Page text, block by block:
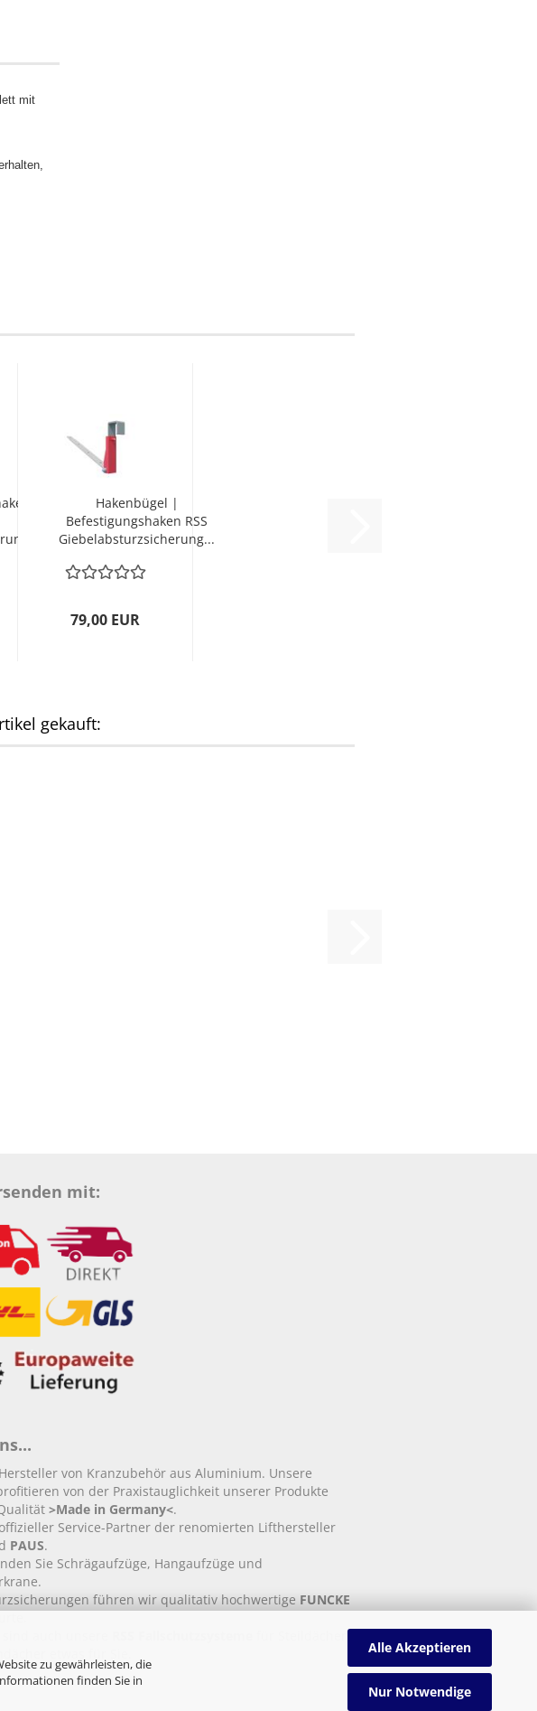
zu gewährleisten, die
finden Sie in
Alle Akzeptieren
Nur Notwendige
mit
Hakenbügel |
Befestigungshaken RSS
Giebelabsturzsicherung...
79,00 EUR
gekauft:
mit:
von Kranzubehör aus Aluminium. Unsere
von der Praxistauglichkeit unserer Produkte
>Made in Germany<.
Service-Partner der renomierten Lifthersteller
PAUS.
Sie Schrägaufzüge, Hangaufzüge und
führen wir qualitativ hochwertige FUNCKE